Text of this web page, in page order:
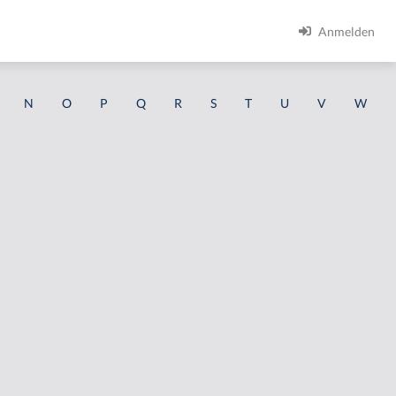
Anmelden
N O P Q R S T U V W